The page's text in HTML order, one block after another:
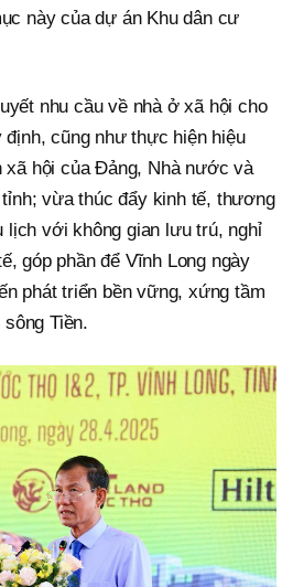
này của dự án Khu dân cư
nhu cầu về nhà ở xã hội cho
cũng như thực hiện hiệu
xã hội của Đảng, Nhà nước và
vừa thúc đẩy kinh tế, thương
lịch với không gian lưu trú, nghỉ
góp phần để Vĩnh Long ngày
phát triển bền vững, xứng tầm
sông Tiền.